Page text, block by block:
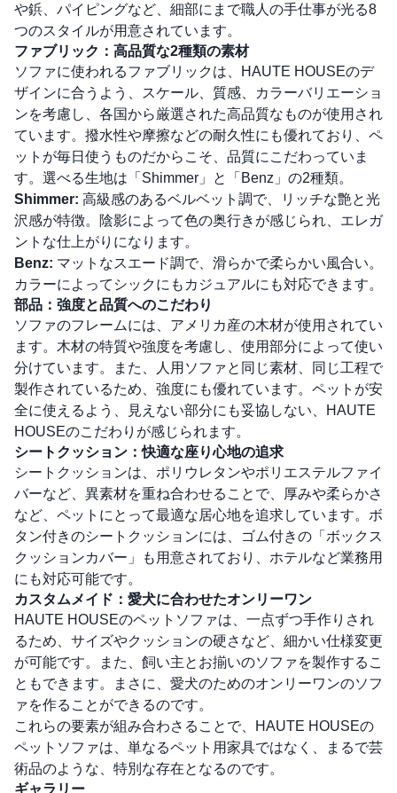
や鋲、パイピングなど、細部にまで職人の手仕事が光る8
つのスタイルが用意されています。
ファブリック：高品質な2種類の素材
ソファに使われるファブリックは、HAUTE HOUSEのデ
ザインに合うよう、スケール、質感、カラーバリエーショ
ンを考慮し、各国から厳選された高品質なものが使用され
ています。撥水性や摩擦などの耐久性にも優れており、ペ
ットが毎日使うものだからこそ、品質にこだわっていま
す。選べる生地は「Shimmer」と「Benz」の2種類。
Shimmer: 高級感のあるベルベット調で、リッチな艶と光
沢感が特徴。陰影によって色の奥行きが感じられ、エレガ
ントな仕上がりになります。
Benz: マットなスエード調で、滑らかで柔らかい風合い。
カラーによってシックにもカジュアルにも対応できます。
部品：強度と品質へのこだわり
ソファのフレームには、アメリカ産の木材が使用されてい
ます。木材の特質や強度を考慮し、使用部分によって使い
分けています。また、人用ソファと同じ素材、同じ工程で
製作されているため、強度にも優れています。ペットが安
全に使えるよう、見えない部分にも妥協しない、HAUTE
HOUSEのこだわりが感じられます。
シートクッション：快適な座り心地の追求
シートクッションは、ポリウレタンやポリエステルファイ
バーなど、異素材を重ね合わせることで、厚みや柔らかさ
など、ペットにとって最適な居心地を追求しています。ボ
タン付きのシートクッションには、ゴム付きの「ボックス
クッションカバー」も用意されており、ホテルなど業務用
にも対応可能です。
カスタムメイド：愛犬に合わせたオンリーワン
HAUTE HOUSEのペットソファは、一点ずつ手作りされ
るため、サイズやクッションの硬さなど、細かい仕様変更
が可能です。また、飼い主とお揃いのソファを製作するこ
ともできます。まさに、愛犬のためのオンリーワンのソフ
ァを作ることができるのです。
これらの要素が組み合わさることで、HAUTE HOUSEの
ペットソファは、単なるペット用家具ではなく、まるで芸
術品のような、特別な存在となるのです。
ギャラリー